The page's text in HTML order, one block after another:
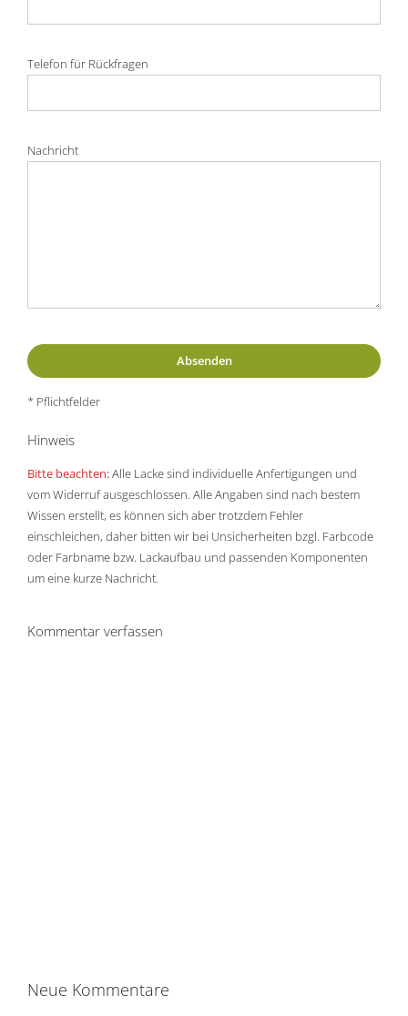
Telefon für Rückfragen
Nachricht
* Pflichtfelder
Hinweis
Bitte beachten:Alle Lacke sind individuelle Anfertigungen und
vom Widerruf ausgeschlossen. Alle Angaben sind nach bestem
Wissen erstellt, es können sich aber trotzdem Fehler
einschleichen, daher bitten wir bei Unsicherheiten bzgl. Farbcode
oder Farbname bzw. Lackaufbau und passenden Komponenten
um eine kurze Nachricht.
Kommentar verfassen
Neue Kommentare